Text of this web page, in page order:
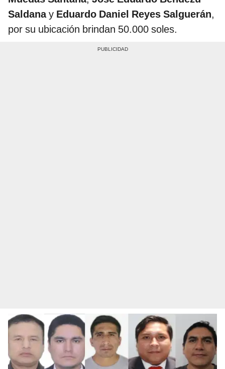
Saldanay Eduardo Daniel Reyes Salguerán,
por su ubicación brindan 50.000 soles.